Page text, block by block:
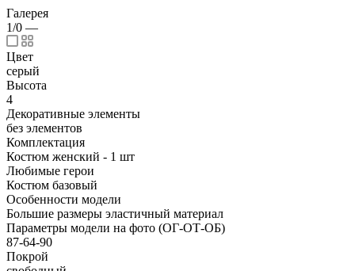
Галерея
1/0 —
Цвет
серый
Высота
4
Декоративные элементы
без элементов
Комплектация
Костюм женский - 1 шт
Любимые герои
Костюм базовый
Особенности модели
Большие размеры эластичный материал
Параметры модели на фото (ОГ-ОТ-ОБ)
87-64-90
Покрой